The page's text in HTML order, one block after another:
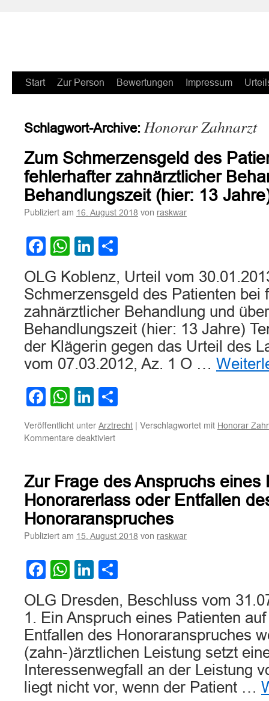
Zum
springen
Start Zur Person Bewertungen Impressum
Schlagwort-Archive: Honorar Zahnarzt
Zum Schmerzensgeld des
fehlerhafter zahnärztlicher
Behandlungszeit (hier: 13
Publiziert am 16. August 2018 von raskwar
Facebook
WhatsApp
LinkedIn
OLG Koblenz, Urteil vom
Schmerzensgeld des Patienten bei
zahnärztlicher Behandlung und
Behandlungszeit (hier: 13 Jahre)
der Klägerin gegen das Urteil des
vom 07.03.2012, Az. 1 O …
Facebook
WhatsApp
LinkedIn
Veröffentlicht unter Arztrecht | Verschlagwortet mit Honorar
Kommentare deaktiviertfür
Patienten
bei
fehlerhafter
zahnärztlicher
Behandlung
(hier:
Jahre)
Zur Frage des Anspruchs eines
Honorarerlass oder Entfallen
Honoraranspruches
Publiziert am 15. August 2018 von raskwar
Facebook
WhatsApp
LinkedIn
OLG Dresden, Beschluss vom
1. Ein Anspruch eines Patienten
Entfallen des Honoraranspruches
(zahn-)ärztlichen Leistung setzt
Interessenwegfall an der Leistung
liegt nicht vor, wenn der Patient …